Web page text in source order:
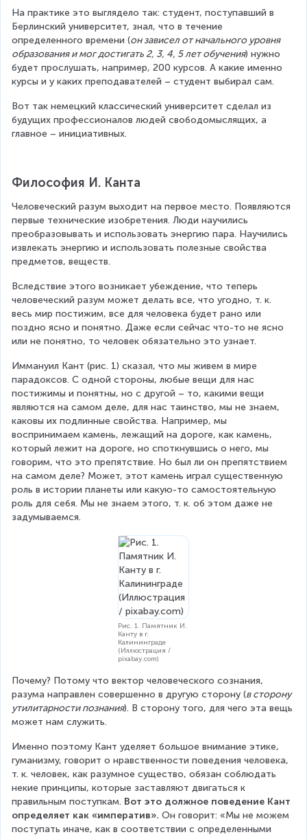
На практике это выглядело так: студент, поступавший в
Берлинский университет, знал, что в течение
определенного времени (он зависел от начального уровня
образования и мог достигать 2, 3, 4, 5 лет обучения) нужно
будет прослушать, например, 200 курсов. А какие именно
курсы и у каких преподавателей – студент выбирал сам.
Вот так немецкий классический университет сделал из
будущих профессионалов людей свободомыслящих, а
главное – инициативных.
Философия И. Канта
Человеческий разум выходит на первое место. Появляются
первые технические изобретения. Люди научились
преобразовывать и использовать энергию пара. Научились
извлекать энергию и использовать полезные свойства
предметов, веществ.
Вследствие этого возникает убеждение, что теперь
человеческий разум может делать все, что угодно, т. к.
весь мир постижим, все для человека будет рано или
поздно ясно и понятно. Даже если сейчас что-то не ясно
или не понятно, то человек обязательно это узнает.
Иммануил Кант (рис. 1) сказал, что мы живем в мире
парадоксов. С одной стороны, любые вещи для нас
постижимы и понятны, но с другой – то, какими вещи
являются на самом деле, для нас таинство, мы не знаем,
каковы их подлинные свойства. Например, мы
воспринимаем камень, лежащий на дороге, как камень,
который лежит на дороге, но споткнувшись о него, мы
говорим, что это препятствие. Но был ли он препятствием
на самом деле? Может, этот камень играл существенную
роль в истории планеты или какую-то самостоятельную
роль для себя. Мы не знаем этого, т. к. об этом даже не
задумываемся.
Рис. 1. Памятник И.
Канту в г.
Калининграде
(Иллюстрация /
pixabay.com)
Почему? Потому что вектор человеческого сознания,
разума направлен совершенно в другую сторону (в сторону
утилитарности познания). В сторону того, для чего эта вещь
может нам служить.
Именно поэтому Кант уделяет большое внимание этике,
гуманизму, говорит о нравственности поведения человека,
т. к. человек, как разумное существо, обязан соблюдать
некие принципы, которые заставляют двигаться к
правильным поступкам. Вот это должное поведение Кант
определяет как «императив». Он говорит: «Мы не можем
поступать иначе, как в соответствии с определенными